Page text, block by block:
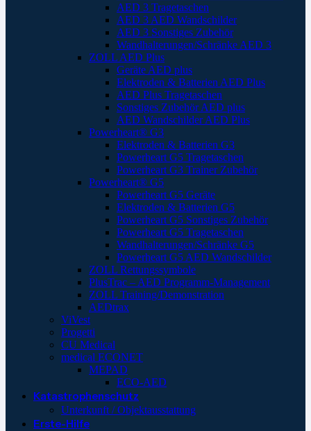
AED 3 Tragetaschen
AED 3 AED Wandschilder
AED 3 Sonstiges Zubehör
Wandhalterungen/Schränke AED 3
ZOLL AED Plus
Geräte AED plus
Elektroden & Batterien AED Plus
AED Plus Tragetaschen
Sonstiges Zubehör AED plus
AED Wandschilder AED Plus
Powerheart® G3
Elektroden & Batterien G3
Powerheart G5 Tragetaschen
Powerheart G3 Trainer Zubehör
Powerheart® G5
Powerheart G5 Geräte
Elektroden & Batterien G5
Powerheart G5 Sonstiges Zubehör
Powerheart G5 Tragetaschen
Wandhalterungen/Schränke G5
Powerheart G5 AED Wandschilder
ZOLL Rettungssymbole
PlusTrac – AED Programm-Management
ZOLL Training/Demonstration
AEDtrax
ViVest
Progetti
CU Medical
medical ECONET
MEPAD
ECO-AED
Katastrophenschutz
Unterkunft / Objektausstattung
Erste-Hilfe